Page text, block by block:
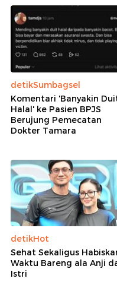
detikSumbagsel
Komentari 'Banyakin
Halal' ke Pasien BPJS
Berujung Pemecatan
Dokter Tamara
detikHot
Sehat Sekaligus
Waktu Bareng ala Anji
Istri